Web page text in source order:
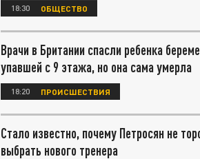
18:30 ОБЩЕСТВО
Врачи в Британии спасли ребенка
упавшей с 9 этажа, но она сама умерла
18:20 ПРОИСШЕСТВИЯ
Стало известно, почему Петросян не
выбрать нового тренера